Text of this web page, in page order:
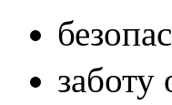
заботу